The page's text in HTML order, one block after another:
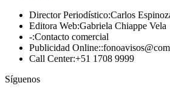
Director Periodístico:Carlos
Editora Web:Gabriela Chiappe Vela
-:Contacto comercial
Publicidad Online::
Call Center:+51 1708 9999
Síguenos